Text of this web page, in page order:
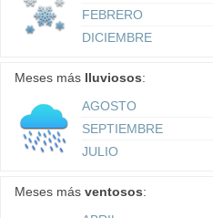
FEBRERO
DICIEMBRE
Meses más lluviosos:
AGOSTO
SEPTIEMBRE
JULIO
Meses más ventosos: